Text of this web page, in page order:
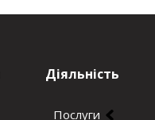
Діяльність
Послуги